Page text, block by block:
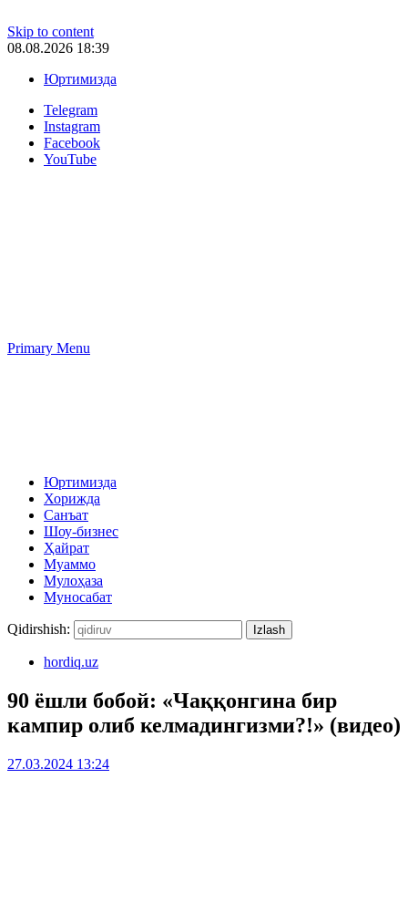
Skip to content
08.08.2026 18:39
Юртимизда
Telegram
Instagram
Facebook
YouTube
Primary Menu
Юртимизда
Хорижда
Санъат
Шоу-бизнес
Ҳайрат
Муаммо
Мулоҳаза
Муносабат
Qidirshish:
hordiq.uz
90 ёшли бобой: «Чаққонгина бир
кампир олиб келмадингизми?!» (видео)
27.03.2024 13:24